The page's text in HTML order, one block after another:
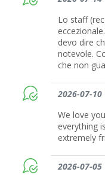
Lo staff
devo dire
notevole.
che non
2026-07-10
We love
everything
extremely
2026-07-05